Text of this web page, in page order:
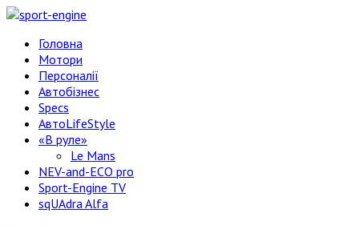
Головна
Мотори
Персоналії
Автобізнес
Specs
АвтоLifeStyle
«В руле»
Le Mans
NEV-and-ECO pro
Sport-Engine TV
sqUAdra Alfa